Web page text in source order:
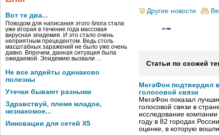
Вот те два...
Поводом для написания этого блога стала
уже вторая в течение года массовая
вирусная эпидемия. И это стало очень
неприятным прецедентом. Ведь столь
масштабных заражений не было уже очень
давно. Впрочем, данная ситуация была
ожидаемой. Эпидемию вызвали …
Не все апдейты одинаково
полезны
Утечки бывают разными
Здравствуй, племя младое,
незнакомое...
Инновации для сетей X5
Другие новости
Статьи по схожей
МегаФон подтвердил
голосовой связи
МегаФон показал
голосовой связи в
исследование
году в 82 городах
оценке, в которую